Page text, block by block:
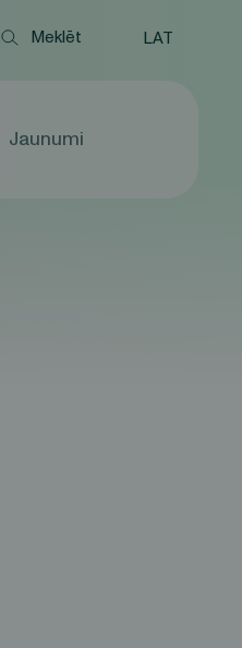
LAT
Jaunumi